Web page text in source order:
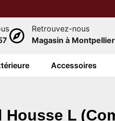
Retrouvez-nous
Magasin à Montpellier
Accessoires
Housse L